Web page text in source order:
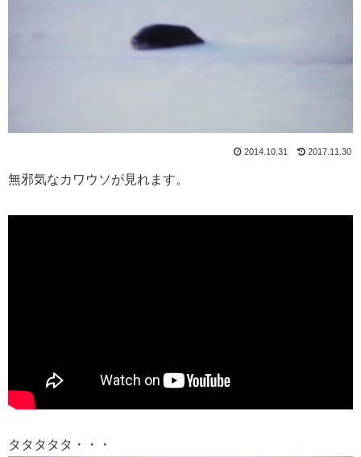
2014.10.31 2017.11.30
無邪気なカワウソが見れます。
タタタタタ・・・